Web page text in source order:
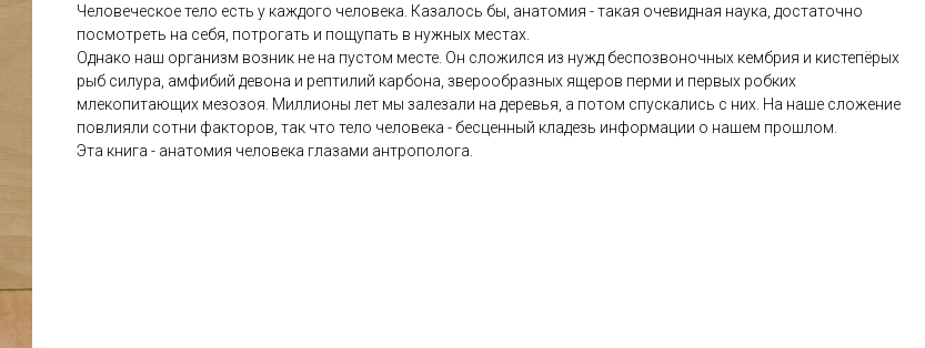
Человеческое тело есть у каждого человека. Казалось бы, анатомия - такая очевидная наука, достаточно
посмотреть на себя, потрогать и пощупать в нужных местах.
Однако наш организм возник не на пустом месте. Он сложился из нужд беспозвоночных кембрия и кистепёрых
рыб силура, амфибий девона и рептилий карбона, зверообразных ящеров перми и первых робких
млекопитающих мезозоя. Миллионы лет мы залезали на деревья, а потом спускались с них. На наше сложение
повлияли сотни факторов, так что тело человека - бесценный кладезь информации о нашем прошлом.
Эта книга - анатомия человека глазами антрополога.